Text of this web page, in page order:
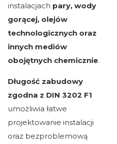
instalacjach pary, wody
gorącej, olejów
technologicznych oraz
innych mediów
obojętnych chemicznie.
Długość zabudowy
zgodna z DIN 3202 F1
umożliwia łatwe
projektowanie instalacji
oraz bezproblemową